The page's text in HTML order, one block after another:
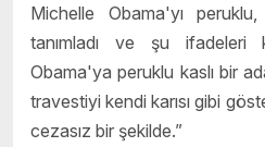
Michelle Obama'yı
tanımladı ve şu ifadeleri
Obama'ya peruklu kaslı bir
travestiyi kendi karısı gibi
cezasız bir şekilde.”